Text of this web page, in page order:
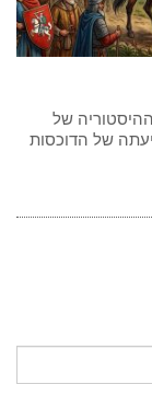
באתר זה: ההיסטוריה של
של הדוכסות